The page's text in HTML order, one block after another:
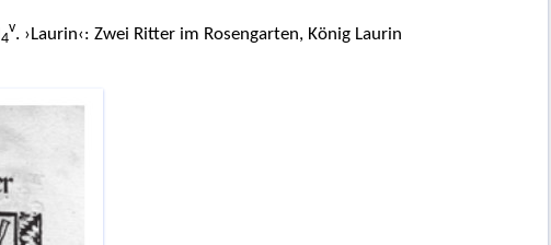
4
v. ›Laurin‹: Zwei Ritter im Rosengarten, König Laurin